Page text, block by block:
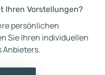
Ihren Vorstellungen?
persönlichen
Sie Ihren individuellen
Anbieters.